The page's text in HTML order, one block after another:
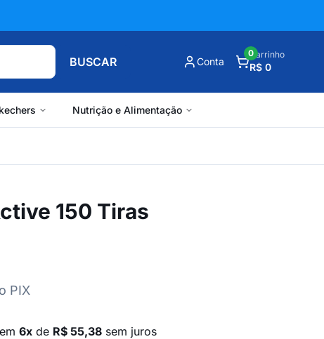
BUSCAR Conta
Carrinho
R$ 0
0
Nutrição e Alimentação
150 Tiras
PIX
6x de R$ 55,38 sem juros